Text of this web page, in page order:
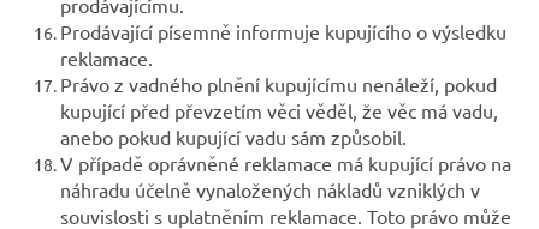
prodávajícímu.
Prodávající písemně informuje kupujícího o výsledku
reklamace.
Právo z vadného plnění kupujícímu nenáleží, pokud
kupující před převzetím věci věděl, že věc má vadu,
anebo pokud kupující vadu sám způsobil.
V případě oprávněné reklamace má kupující právo na
náhradu účelně vynaložených nákladů vzniklých v
souvislosti s uplatněním reklamace. Toto právo může